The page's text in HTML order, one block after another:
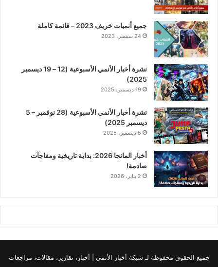
جميع أنميات خريف 2023 – قائمة كاملة
24 سبتمبر، 2023
نشرة أخبار الأنمي الأسبوعية (12 – 19 ديسمبر
2025)
19 ديسمبر، 2025
نشرة أخبار الأنمي الأسبوعية (28 نوفمبر – 5
ديسمبر 2025)
5 ديسمبر، 2025
أخبار المانجا 2026: بداية تاريخية ومفاجآت
صادمة!
2 يناير، 2026
جميع الحقوق محفوظة لـ شبكة أخبار الأنمي | أخبار، تقارير، مقالات، مراجعات